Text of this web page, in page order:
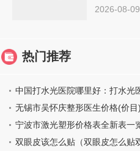
览…
2026-08-
热门推荐
中国打水光医院哪里好：打水光
强
无锡市吴怀庆整形医生价格(价
宁波市激光塑形价格表全新表一
行情
双眼皮该怎么贴（双眼皮怎么贴